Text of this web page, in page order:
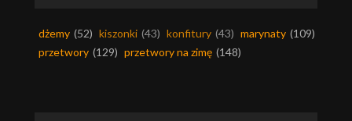
dżemy (52) kiszonki (43) konfitury (43) marynaty (109)
przetwory (129) przetwory na zimę (148)